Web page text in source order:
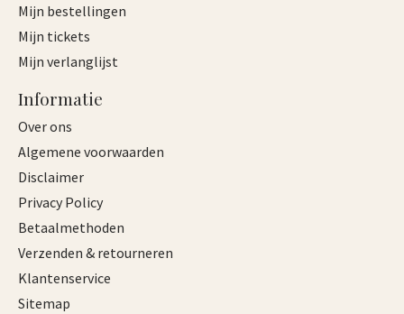
Mijn bestellingen
Mijn tickets
Mijn verlanglijst
Informatie
Over ons
Algemene voorwaarden
Disclaimer
Privacy Policy
Betaalmethoden
Verzenden & retourneren
Klantenservice
Sitemap